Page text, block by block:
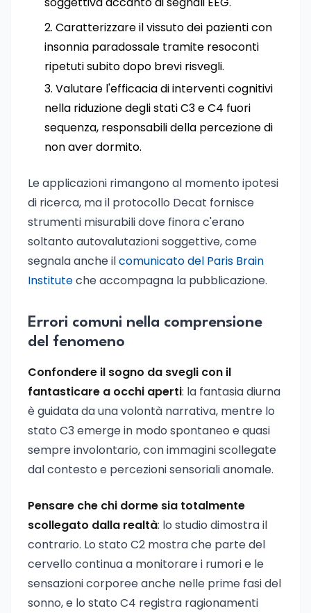
Caratterizzare il vissuto dei pazienti con
insonnia paradossale tramite resoconti
ripetuti subito dopo brevi risvegli.
Valutare l'efficacia di interventi cognitivi
nella riduzione degli stati C3 e C4 fuori
sequenza, responsabili della percezione di
non aver dormito.
Le applicazioni rimangono al momento ipotesi
di ricerca, ma il protocollo Decat fornisce
strumenti misurabili dove finora c'erano
soltanto autovalutazioni soggettive, come
segnala anche ilcomunicato del Paris Brain
Instituteche accompagna la pubblicazione.
Errori comuni nella comprensione
del fenomeno
Confondere il sogno da svegli con il
fantasticare a occhi aperti: la fantasia diurna
è guidata da una volontà narrativa, mentre lo
stato C3 emerge in modo spontaneo e quasi
sempre involontario, con immagini scollegate
dal contesto e percezioni sensoriali anomale.
Pensare che chi dorme sia totalmente
scollegato dalla realtà: lo studio dimostra il
contrario. Lo stato C2 mostra che parte del
cervello continua a monitorare i rumori e le
sensazioni corporee anche nelle prime fasi del
sonno, e lo stato C4 registra ragionamenti